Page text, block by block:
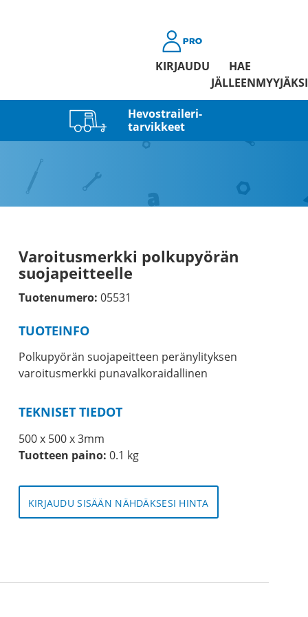
KIRJAUDU
HAE
JÄLLEENMYYJÄKSI
Hevostraileri­
tarvikkeet
Varoitusmerkki polkupyörän
suojapeitteelle
Tuotenumero: 05531
TUOTEINFO
Polkupyörän suojapeitteen peränylityksen
varoitusmerkki punavalkoraidallinen
TEKNISET TIEDOT
500 x 500 x 3mm
Tuotteen paino: 0.1 kg
KIRJAUDU SISÄÄN NÄHDÄKSESI HINTA